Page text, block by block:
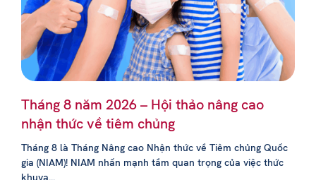
Tháng 8 năm 2026 – Hội thảo nâng cao
nhận thức về tiêm chủng
Tháng 8 là Tháng Nâng cao Nhận thức về Tiêm chủng Quốc
gia (NIAM)! NIAM nhấn mạnh tầm quan trọng của việc thức